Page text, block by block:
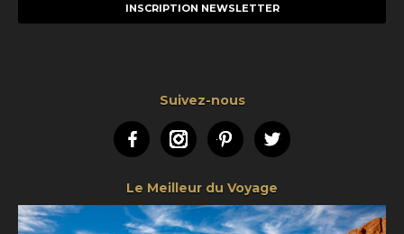
Suivez-nous
FacebookInstagramPinterestTwitter
Le Meilleur du Voyage